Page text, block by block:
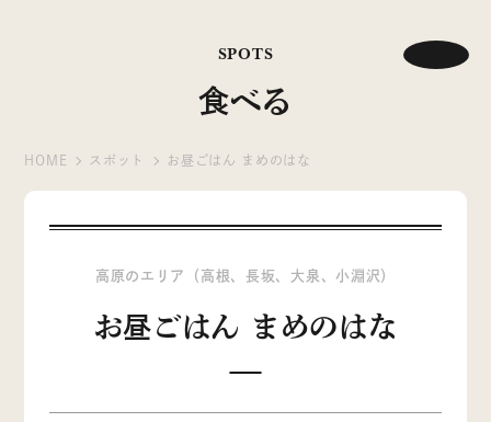
SPOTS
食べる
HOME スポット お昼ごはん まめのはな
高原のエリア（高根、長坂、大泉、小淵沢）
お昼ごはん まめのはな